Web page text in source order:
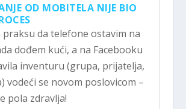
OD MOBITELA NIJE BIO
praksu da telefone ostavim na
dođem kući, a na Facebooku
inventuru (grupa, prijatelja,
vodeći se novom poslovicom –
pola zdravlja!